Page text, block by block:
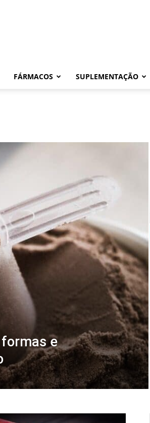
FÁRMACOS SUPLEMENTAÇÃO
e